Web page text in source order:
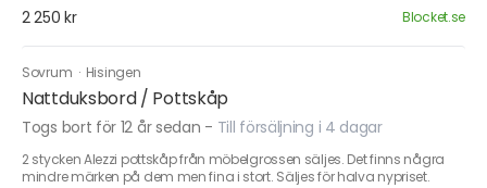
2 250 kr Blocket.se
Sovrum · Hisingen
Nattduksbord / Pottskåp
Togs bort för 12 år sedan - Till försäljning i 4 dagar
2 stycken Alezzi pottskåp från möbelgrossen säljes. Det finns några
mindre märken på dem men fina i stort. Säljes för halva nypriset.